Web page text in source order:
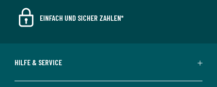
EINFACH UND SICHER ZAHLEN*
HILFE & SERVICE